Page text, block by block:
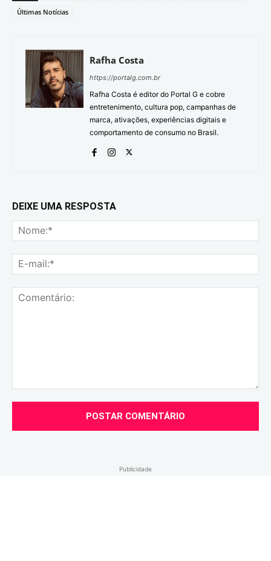
Últimas Notícias
Rafha Costa
https://portalg.com.br
Rafha Costa é editor do Portal G e cobre
entretenimento, cultura pop, campanhas de
marca, ativações, experiências digitais e
comportamento de consumo no Brasil.
DEIXE UMA RESPOSTA
Publicidade